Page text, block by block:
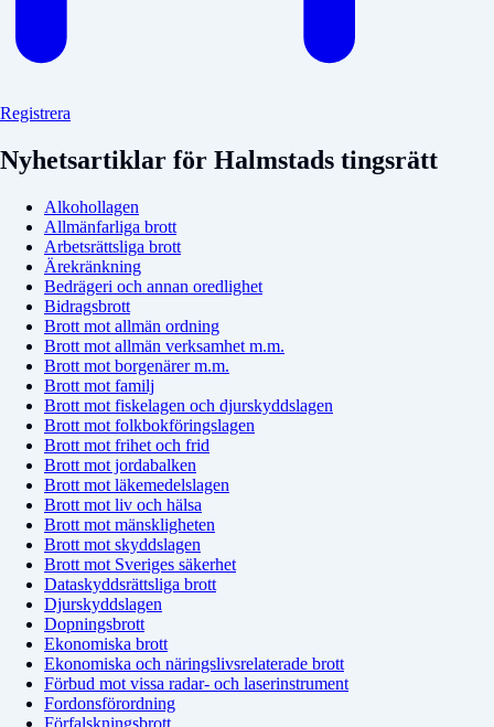
Registrera
Nyhetsartiklar för Halmstads tingsrätt
Alkohollagen
Allmänfarliga brott
Arbetsrättsliga brott
Ärekränkning
Bedrägeri och annan oredlighet
Bidragsbrott
Brott mot allmän ordning
Brott mot allmän verksamhet m.m.
Brott mot borgenärer m.m.
Brott mot familj
Brott mot fiskelagen och djurskyddslagen
Brott mot folkbokföringslagen
Brott mot frihet och frid
Brott mot jordabalken
Brott mot läkemedelslagen
Brott mot liv och hälsa
Brott mot mänskligheten
Brott mot skyddslagen
Brott mot Sveriges säkerhet
Dataskyddsrättsliga brott
Djurskyddslagen
Dopningsbrott
Ekonomiska brott
Ekonomiska och näringslivsrelaterade brott
Förbud mot vissa radar- och laserinstrument
Fordonsförordning
Förfalskningsbrott